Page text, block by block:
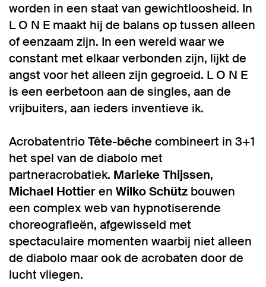
worden in een staat van gewichtloosheid. In
L O N E maakt hij de balans op tussen alleen
of eenzaam zijn. In een wereld waar we
constant met elkaar verbonden zijn, lijkt de
angst voor het alleen zijn gegroeid. L O N E
is een eerbetoon aan de singles, aan de
vrijbuiters, aan ieders inventieve ik.
AcrobatentrioTête-bêchecombineert in 3+1
het spel van de diabolo met
partneracrobatiek. Marieke Thijssen,
Michael Hottieren Wilko Schütz bouwen
een complex web van hypnotiserende
choreografieën, afgewisseld met
spectaculaire momenten waarbij niet alleen
de diabolo maar ook de acrobaten door de
lucht vliegen.